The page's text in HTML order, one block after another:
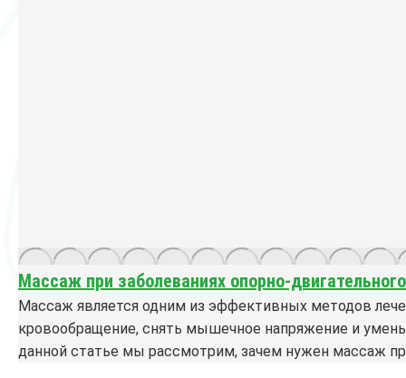
Массаж при заболеваниях опорно-
Массаж является одним из эффективных методов
кровообращение, снять мышечное напряжение и
данной статье мы рассмотрим, зачем нужен массаж